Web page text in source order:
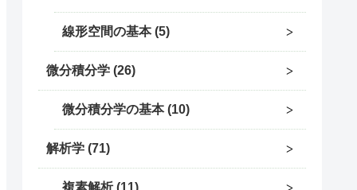
線形空間の基本 5
微分積分学 26
微分積分学の基本 10
解析学 71
複素解析 11